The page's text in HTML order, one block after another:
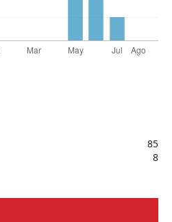
85
8